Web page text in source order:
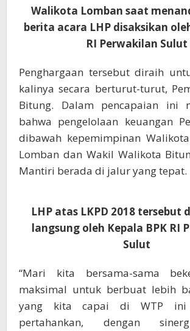
Walikota Lomban saat
berita acara LHP disaksikan
RI Perwakilan Sulut
Penghargaan tersebut diraih
kalinya secara berturut-turut,
Bitung. Dalam pencapaian ini
bahwa pengelolaan keuangan
dibawah kepemimpinan
Lomban dan Wakil Walikota
Mantiri berada di jalur yang tepat.
LHP atas LKPD 2018 tersebut
langsung oleh Kepala BPK RI
Sulut
“Mari kita bersama-sama
maksimal untuk berbuat lebih
yang kita capai di WTP ini
pertahankan, dengan